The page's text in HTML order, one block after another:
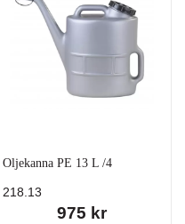
Oljekanna PE 13 L /4
218.13
975 kr